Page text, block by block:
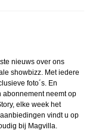
nieuws over ons
showbizz. Met iedere
foto´s. En
abonnement neemt op
elke week het
vindt u op
bij Magvilla.